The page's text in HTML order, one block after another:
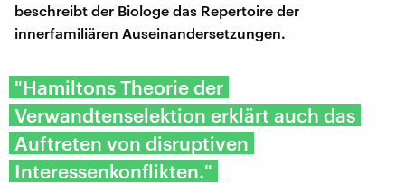
beschreibt der Biologe das Repertoire der
innerfamiliären Auseinandersetzungen.
"Hamiltons Theorie der
Verwandtenselektion erklärt auch das
Auftreten von disruptiven
Interessenkonflikten."